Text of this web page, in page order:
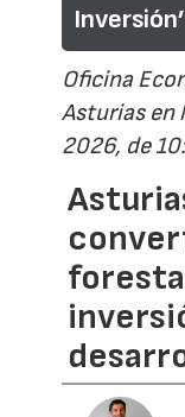
Inversión’
Oficina
Asturias en
2026, de